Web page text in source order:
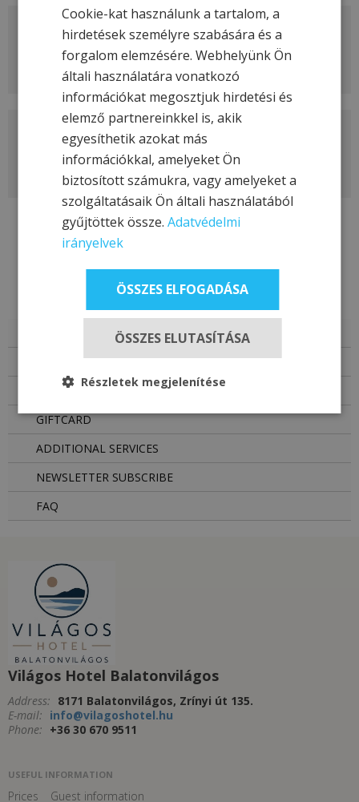
Why book with us
FAQ
USEFUL LINKS
SPECIAL OFFERS
BOOKING
REQUEST FOR OFFER
GIFTCARD
ADDITIONAL SERVICES
NEWSLETTER SUBSCRIBE
FAQ
Világos Hotel Balatonvilágos
Address: 8171 Balatonvilágos, Zrínyi út 135.
E-mail: info@vilagoshotel.hu
Phone: +36 30 670 9511
USEFUL INFORMATION
Prices Guest information
Cookie-kat használunk a tartalom, a
hirdetések személyre szabására és a
forgalom elemzésére. Webhelyünk Ön
általi használatára vonatkozó
információkat megosztjuk hirdetési és
elemző partnereinkkel is, akik
egyesíthetik azokat más
információkkal, amelyeket Ön
biztosított számukra, vagy amelyeket a
szolgáltatásaik Ön általi használatából
gyűjtöttek össze.Adatvédelmi
irányelvek
ÖSSZES ELFOGADÁSA
ÖSSZES ELUTASÍTÁSA
Részletek megjelenítése